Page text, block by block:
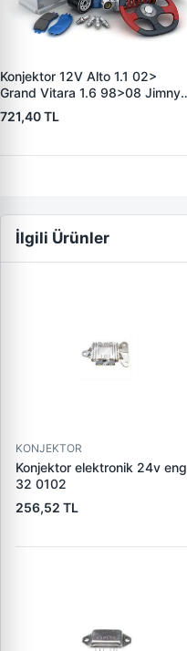
Konjektor 12V Alto 1.1 02>
Grand Vitara 1.6 98>08 Jimny
1.3 4WD 01> | YUNYI 06-116 |
OEM 3250066D00
721,40 TL
İlgili Ürünler
KONJEKTOR
Konjektor elektronik 24v eng
32 0102
256,52 TL